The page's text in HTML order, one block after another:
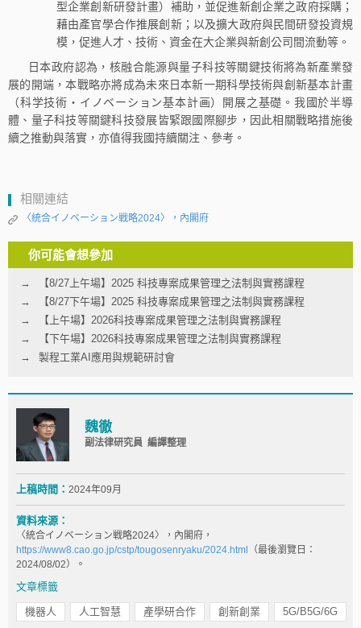
型企業創新研發計畫）補助，並促進新創企業之政府採購；
藉由產官學合作推展創新；以及擴大政府與民間研發投資規
模，促進人才、技術、資金在大企業與新創公司間流動等。
日本政府認為，核融合能源與量子科技等關鍵技術將為新產業發
展的開端，本戰略亦將成為未來日本新一期科學技術與創新基本計畫
（科学技術・イノベーション基本計画）開展之基礎。我國於半導
體、量子科技等關鍵科技發展皆緊跟國際腳步，因此相關戰略措施後
續之推動與落實，亦值得我國持續關注、參考。
相關連結
〈統合イノベーション戦略2024〉，內閣府
你可能會想參加
【8/27上午場】2025 科技專案成果管理之法制與實務課程
【8/27下午場】2025 科技專案成果管理之法制與實務課程
【上午場】2026科技專案成果管理之法制與實務課程
【下午場】2026科技專案成果管理之法制與實務課程
製程工業AI應用與規範研討會
魏徹
副法律研究員 編譯整理
上稿時間： 2024年09月
資料來源：
〈統合イノベーション戦略2024〉，內閣府，
https://www8.cao.go.jp/cstp/tougosenryaku/2024.html
（最後瀏覽日：
2024/08/02）。
文章標籤
機器人 人工智慧 產學研合作 創新創業 5G/B5G/6G